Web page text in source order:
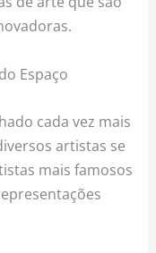
Espaço
cada vez mais
artistas se
mais famosos